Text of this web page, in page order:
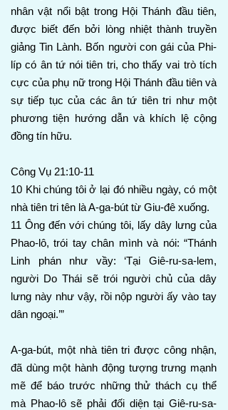
nhân vật nổi bật trong Hội Thánh đầu tiên,
được biết đến bởi lòng nhiệt thành truyền
giảng Tin Lành. Bốn người con gái của Phi-
líp có ân tứ nói tiên tri, cho thấy vai trò tích
cực của phụ nữ trong Hội Thánh đầu tiên và
sự tiếp tục của các ân tứ tiên tri như một
phương tiện hướng dẫn và khích lệ cộng
đồng tín hữu.
Công Vụ 21:10-11
10 Khi chúng tôi ở lại đó nhiều ngày, có một
nhà tiên tri tên là A-ga-bút từ Giu-đê xuống.
11 Ông đến với chúng tôi, lấy dây lưng của
Phao-lô, trói tay chân mình và nói: “Thánh
Linh phán như vầy: ‘Tại Giê-ru-sa-lem,
người Do Thái sẽ trói người chủ của dây
lưng này như vậy, rồi nộp người ấy vào tay
dân ngoại.’”
A-ga-bút, một nhà tiên tri được công nhận,
đã dùng một hành động tượng trưng mạnh
mẽ để báo trước những thử thách cụ thể
mà Phao-lô sẽ phải đối diện tại Giê-ru-sa-